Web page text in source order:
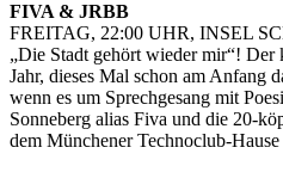
FIVA & JRBB
FREITAG, 22:00 UHR, INSEL
„Die Stadt gehört wieder mir“! Der
Jahr, dieses Mal schon am Anfang
wenn es um Sprechgesang mit
Sonneberg alias Fiva und die 20-
dem Münchener Technoclub-